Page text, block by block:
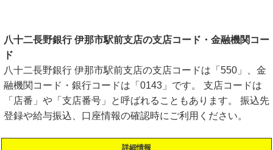
八十二長野銀行 伊那市駅前支店の支店コード・金融機関コー
ド
八十二長野銀行 伊那市駅前支店の支店コードは「550」、金
融機関コード・銀行コードは「0143」です。 支店コードは
「店番」や「支店番号」と呼ばれることもあります。 振込先
登録や給与振込、口座情報の確認時にご利用ください。
詳細情報